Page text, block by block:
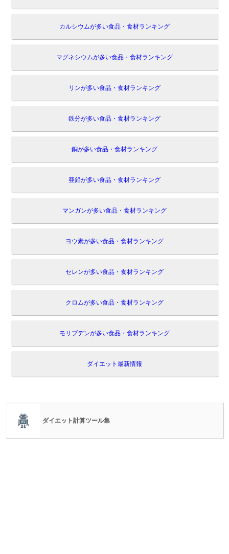
カルシウムが多い食品・食材ランキング
マグネシウムが多い食品・食材ランキング
リンが多い食品・食材ランキング
鉄分が多い食品・食材ランキング
銅が多い食品・食材ランキング
亜鉛が多い食品・食材ランキング
マンガンが多い食品・食材ランキング
ヨウ素が多い食品・食材ランキング
セレンが多い食品・食材ランキング
クロムが多い食品・食材ランキング
モリブデンが多い食品・食材ランキング
ダイエット最新情報
ダイエット計算ツール集